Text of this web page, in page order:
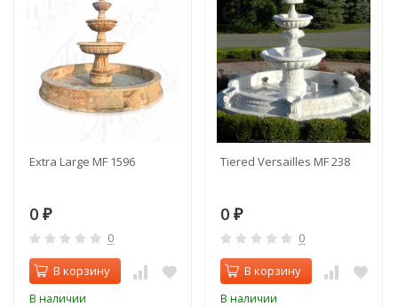
Extra Large MF 1596
0 ₽
0
В корзину
В наличии
Tiered Versailles MF 238
0 ₽
0
В корзину
В наличии